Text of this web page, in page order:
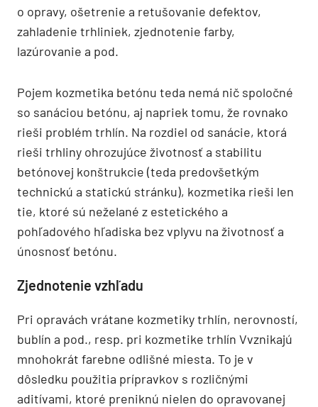
o opravy, ošetrenie a retušovanie defektov,
zahladenie trhliniek, zjednotenie farby,
lazúrovanie a pod.
Pojem kozmetika betónu teda nemá nič spoločné
so sanáciou betónu, aj napriek tomu, že rovnako
rieši problém trhlín. Na rozdiel od sanácie, ktorá
rieši trhliny ohrozujúce životnosť a stabilitu
betónovej konštrukcie (teda predovšetkým
technickú a statickú stránku), kozmetika rieši len
tie, ktoré sú neželané z estetického a
pohľadového hľadiska bez vplyvu na životnosť a
únosnosť betónu.
Zjednotenie vzhľadu
Pri opravách vrátane kozmetiky trhlín, nerovností,
bublín a pod., resp. pri kozmetike trhlín Vvznikajú
mnohokrát farebne odlišné miesta. To je v
dôsledku použitia prípravkov s rozličnými
aditívami, ktoré preniknú nielen do opravovanej